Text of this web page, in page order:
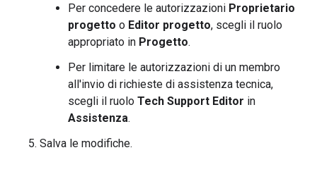
Per concedere le autorizzazioni Proprietario
progetto o Editor progetto, scegli il ruolo
appropriato in Progetto.
Per limitare le autorizzazioni di un membro
all'invio di richieste di assistenza tecnica,
scegli il ruolo Tech Support Editor in
Assistenza.
Salva le modifiche.